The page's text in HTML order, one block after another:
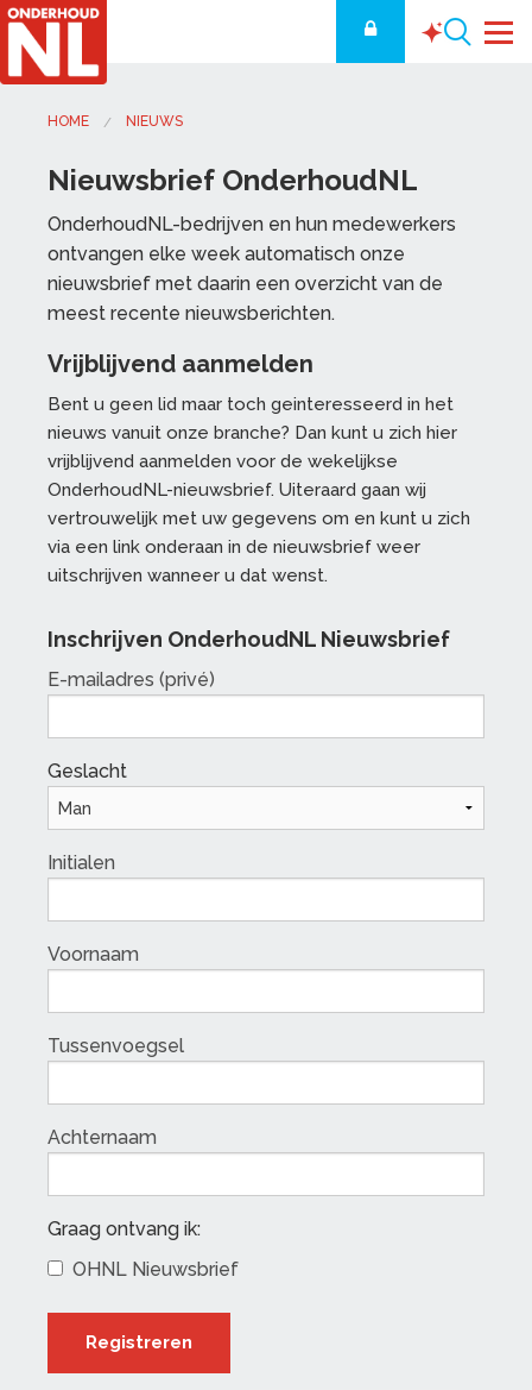
HOME NIEUWS
Nieuwsbrief OnderhoudNL
OnderhoudNL-bedrijven en hun medewerkers
ontvangen elke week automatisch onze
nieuwsbrief met daarin een overzicht van de
meest recente nieuwsberichten.
Vrijblijvend aanmelden
Bent u geen lid maar toch geinteresseerd in het
nieuws vanuit onze branche? Dan kunt u zich hier
vrijblijvend aanmelden voor de wekelijkse
OnderhoudNL-nieuwsbrief. Uiteraard gaan wij
vertrouwelijk met uw gegevens om en kunt u zich
via een link onderaan in de nieuwsbrief weer
uitschrijven wanneer u dat wenst.
Inschrijven OnderhoudNL Nieuwsbrief
E-mailadres (privé)
Geslacht
Initialen
Voornaam
Tussenvoegsel
Achternaam
Graag ontvang ik:
OHNL Nieuwsbrief